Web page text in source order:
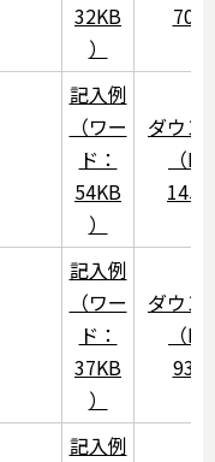
32KB
）
記入例
（ワー
ド：
54KB
）
ダウン
（
記入例
（ワー
ド：
37KB
）
ダウン
（
記入例